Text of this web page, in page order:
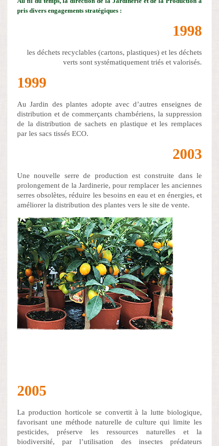
pris divers engagements stratégiques :
1998
les déchets recyclables (cartons, plastiques) et les déchets
verts sont systématiquement triés et valorisés.
1999
Au Jardin des plantes adopte avec d’autres enseignes de
distribution et de commerçants chambériens, la suppression
de la distribution de sachets en plastique et les remplaces
par les sacs tissés ECO.
2003
Une nouvelle serre de production est construite dans le
prolongement de la Jardinerie, pour remplacer les anciennes
serres obsolètes, réduire les besoins en eau et en énergies, et
améliorer la distribution des plantes vers le site de vente.
2005
La production horticole se convertit à la lutte biologique,
favorisant une méthode naturelle de culture qui limite les
pesticides, préserve les ressources naturelles et la
biodiversité, par l’utilisation des insectes prédateurs